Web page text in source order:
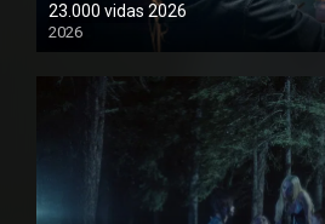
23.000 vidas 2026
2026
1080P